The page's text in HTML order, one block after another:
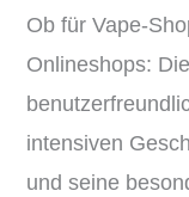
Ob für Vape-
Onlineshops:
intensiven
und seine